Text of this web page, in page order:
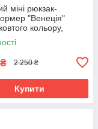
міні рюкзак-
"Венеція"
кольору,
см
₴ 2 250 ₴
Купити